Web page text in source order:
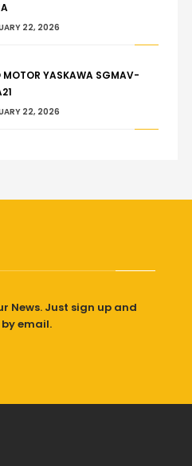
22, 2026
MOTOR YASKAWA SGMAV-
22, 2026
News. Just sign up and
email.